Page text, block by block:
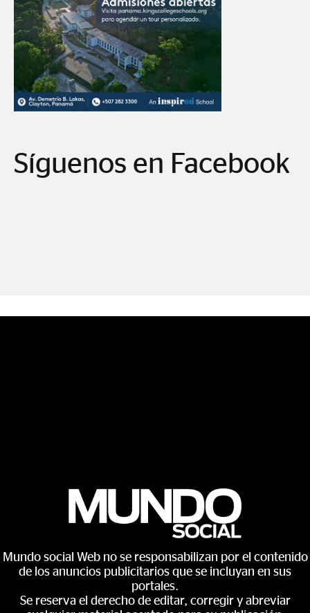
Síguenos en Facebook
Mundo social Web no se responsabilizan por el contenido
de los anuncios publicitarios que se incluyan en sus
portales.
Se reserva el derecho de editar, corregir y abreviar